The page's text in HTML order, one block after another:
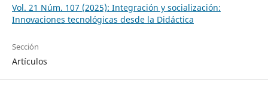
Vol. 21 Núm. 107 (2025): Integración y socialización:
Innovaciones tecnológicas desde la Didáctica
Sección
Artículos